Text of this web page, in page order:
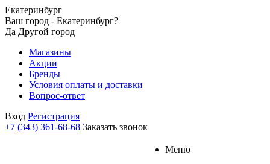
Екатеринбург
Ваш город - Екатеринбург?
Да Другой город
Магазины
Акции
Бренды
Условия оплаты и доставки
Вопрос-ответ
Вход Регистрация
+7 (343) 361-68-68 Заказать звонок
Меню